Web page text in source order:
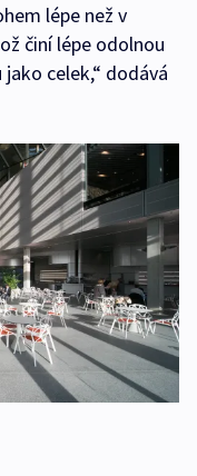
lépe než v
činí lépe odolnou
celek,“ dodává